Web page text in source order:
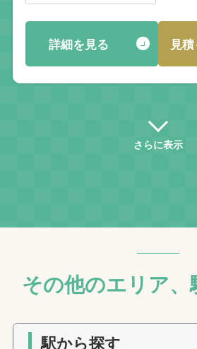
詳細を見る 見
さらに表示
その他のエリア
駅から探す